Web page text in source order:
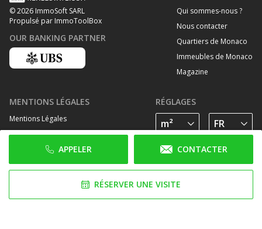
APPELER CONTACTER
RÉSERVER UNE VISITE
© 2026 ImmoSoft SARL
Propulsé par ImmoToolBox
OUR BANKING PARTNER
Qui sommes-nous ?
Nous contacter
Quartiers de Monaco
Immeubles de Monaco
Magazine
MENTIONS LÉGALES
Mentions Légales
Traitement des données personelles
Politique de cookies
RÉGLAGES
SUIVEZ-NOUS SUR